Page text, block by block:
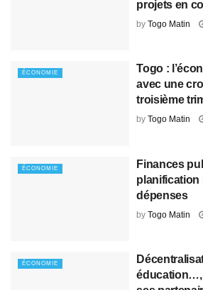
projets en
by Togo Matin
ÉCONOMIE
Togo :
avec une
troisième
by Togo Matin
ÉCONOMIE
Finances
planification
dépenses
by Togo Matin
ÉCONOMIE
éducation…,